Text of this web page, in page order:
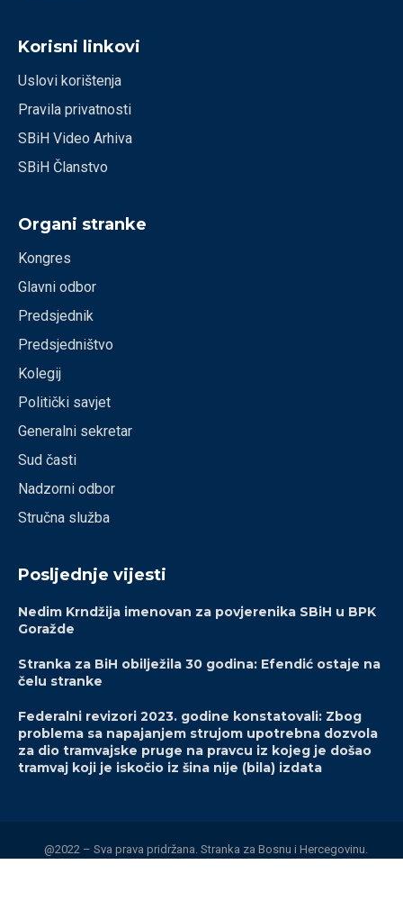
Korisni linkovi
Uslovi korištenja
Pravila privatnosti
SBiH Video Arhiva
SBiH Članstvo
Organi stranke
Kongres
Glavni odbor
Predsjednik
Predsjedništvo
Kolegij
Politički savjet
Generalni sekretar
Sud časti
Nadzorni odbor
Stručna služba
Posljednje vijesti
Nedim Krndžija imenovan za povjerenika SBiH u BPK
Goražde
Stranka za BiH obilježila 30 godina: Efendić ostaje na
čelu stranke
Federalni revizori 2023. godine konstatovali: Zbog
problema sa napajanjem strujom upotrebna dozvola
za dio tramvajske pruge na pravcu iz kojeg je došao
tramvaj koji je iskočio iz šina nije (bila) izdata
@2022 – Sva prava pridržana. Stranka za Bosnu i Hercegovinu.